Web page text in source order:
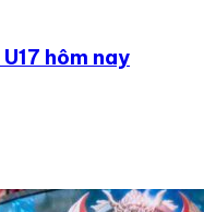
hôm nay